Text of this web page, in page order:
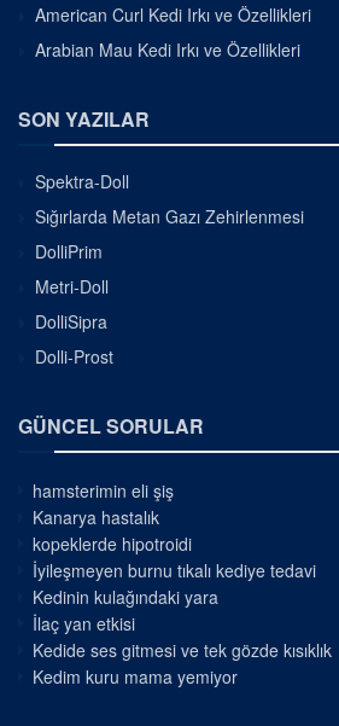
American Curl Kedi Irkı ve Özellikleri
Arabian Mau Kedi Irkı ve Özellikleri
SON YAZILAR
Spektra-Doll
Sığırlarda Metan Gazı Zehirlenmesi
DolliPrim
Metri-Doll
DolliSipra
Dolli-Prost
GÜNCEL SORULAR
hamsterimin eli şiş
Kanarya hastalık
kopeklerde hipotroidi
İyileşmeyen burnu tıkalı kediye tedavi
Kedinin kulağındaki yara
İlaç yan etkisi
Kedide ses gitmesi ve tek gözde kısıklık
Kedim kuru mama yemiyor